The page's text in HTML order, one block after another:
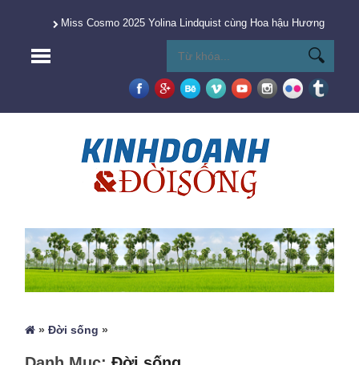
Miss Cosmo 2025 Yolina Lindquist cùng Hoa hậu Hương
»Đời sống »